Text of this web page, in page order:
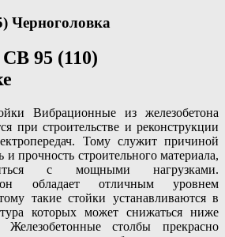
Черноголовка
95 (110)
Вибрационные из железобетона
при строительстве и реконструкции
Тому служит причиной
и прочность строительного материала,
с мощными нагрузками.
обладает отличным уровнем
такие стойки устанавливаются в
которых может снижаться ниже
столбы прекрасно